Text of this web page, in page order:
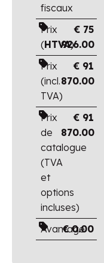
fiscaux
Prix
(HTVA)
€ 75
926.00
Prix
(incl.
TVA)
€ 91
870.00
Prix
de
catalogue
(TVA
et
options
incluses)
€ 91
870.00
Avantage
€0.00